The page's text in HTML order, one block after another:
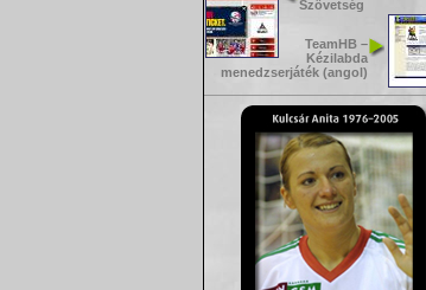
Szövetség
TeamHB –
Kézilabda
menedzserjáték (angol)